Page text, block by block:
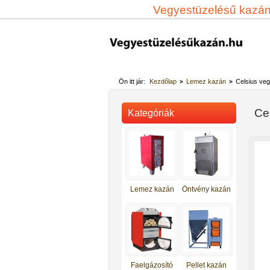
Vegyestüzelésű kazán
Ön itt jár: Kezdőlap > Lemez kazán > Celsius
Kategóriák
Lemez kazán Öntvény kazán
Faelgázosító
Pellet kazán
Totya vegyestüzelésű kazán S-